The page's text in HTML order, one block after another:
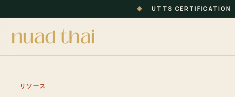
◆ UTTS CERTIFICATION
リソース